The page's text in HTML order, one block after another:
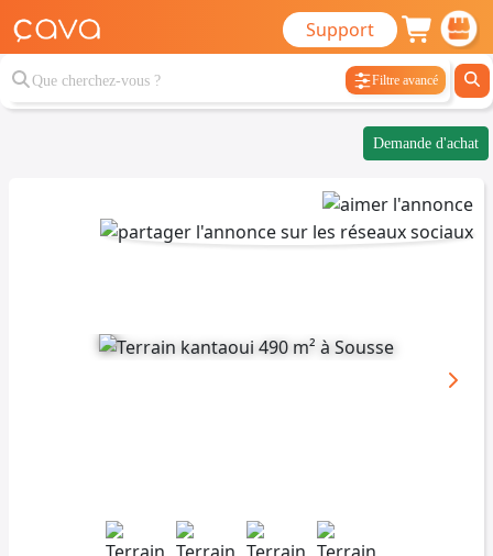
Support
Filtre avancé
Demande d'achat